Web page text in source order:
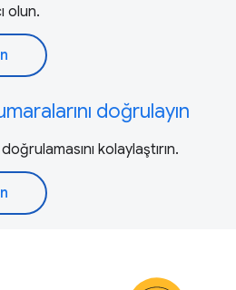
olun.
doğrulayın
kolaylaştırın.